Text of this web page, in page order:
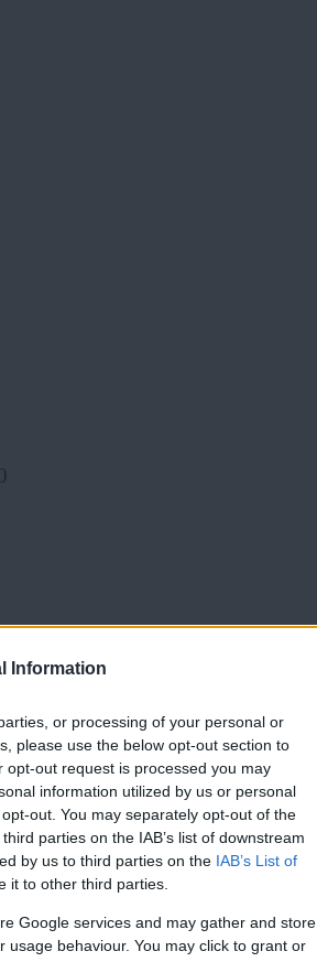
Information
or processing of your personal or
please use the below opt-out section to
out request is processed you may
information utilized by us or personal
out. You may separately opt-out of the
parties on the IAB’s list of downstream
by us to third parties on the IAB’s List of
it to other third parties.
Google services and may gather and store
behaviour. You may click to grant or